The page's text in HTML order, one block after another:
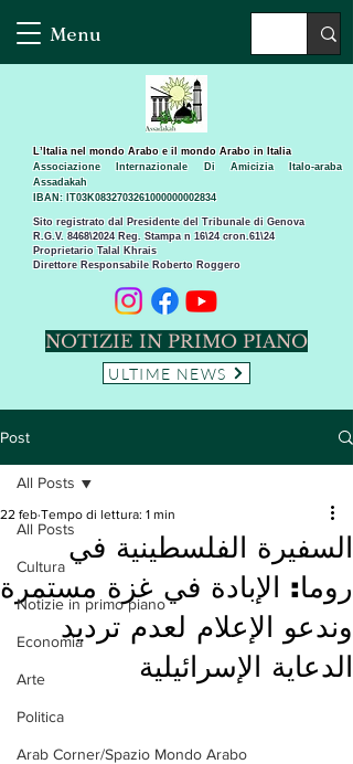
Menu
Sito registrato dal Presidente del Tribunale di Genova
R.G.V. 8468\2024 Reg. Stampa n 16\24 cron.61\24 ​
Proprietario Talal Khrais
Direttore Responsabile Roberto Roggero
L’Italia nel mondo Arabo e il mondo Arabo in Italia
Associazione Internazionale Di Amicizia Italo-araba
Assadakah
IBAN: IT03K0832703261000000002834
NOTIZIE IN PRIMO PIANO
ULTIME NEWS
Post
All Posts
Cultura
Notizie in primo piano
Economia
Arte
Politica
Arab Corner/Spazio Mondo Arabo
All Posts
السفيرة الفلسطينية في
روما: الإبادة في غزة مستمرة
وندعو الإعلام لعدم ترديد
الدعاية الإسرائيلية
22 feb Tempo di lettura: 1 min